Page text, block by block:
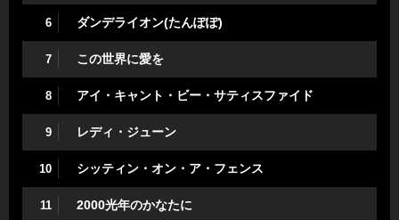
6 ダンデライオン(たんぽぽ)
7 この世界に愛を
8 アイ・キャント・ビー・サティスファイド
9 レディ・ジューン
10 シッティン・オン・ア・フェンス
11 2000光年のかなたに